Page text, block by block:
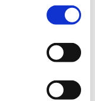
i Danmark).
anerkendte
Wien,
Heidelberg
Lucerne